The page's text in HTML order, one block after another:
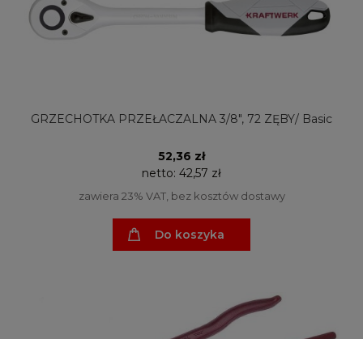
GRZECHOTKA PRZEŁACZALNA 3/8", 72 ZĘBY/ Basic
52,36 zł
netto: 42,57 zł
zawiera 23% VAT, bez kosztów dostawy
Do koszyka